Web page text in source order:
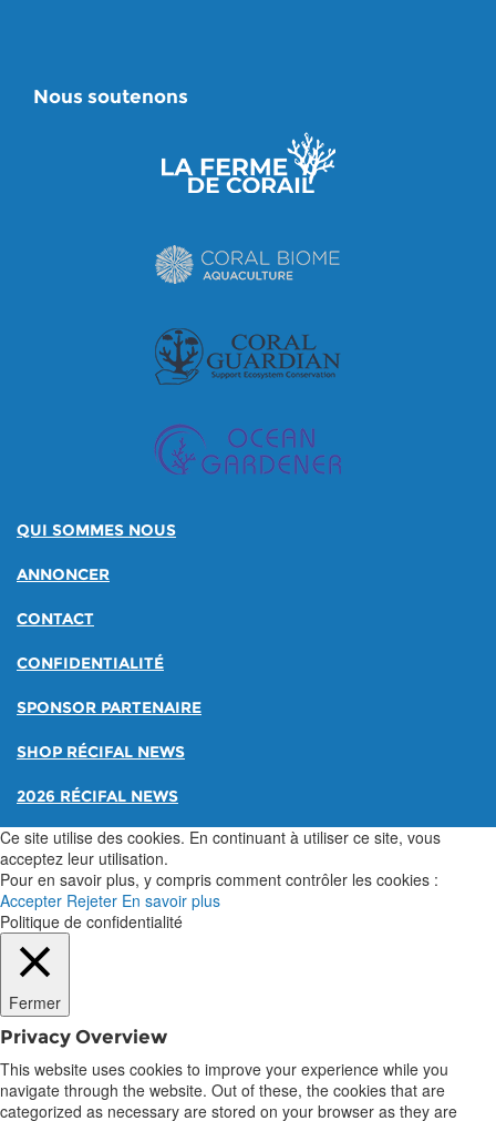
Nous soutenons
QUI SOMMES NOUS
ANNONCER
CONTACT
CONFIDENTIALITÉ
SPONSOR PARTENAIRE
SHOP RÉCIFAL NEWS
2026 RÉCIFAL NEWS
Ce site utilise des cookies. En continuant à utiliser ce site, vous
acceptez leur utilisation.
Pour en savoir plus, y compris comment contrôler les cookies :
Accepter Rejeter En savoir plus
Politique de confidentialité
Fermer
Privacy Overview
This website uses cookies to improve your experience while you
navigate through the website. Out of these, the cookies that are
categorized as necessary are stored on your browser as they are